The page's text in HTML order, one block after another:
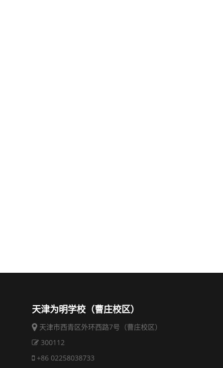
天津为明学校（曹庄校区）
天津市西青区外环西路7号（曹庄校区）
300112
+86 02258038733